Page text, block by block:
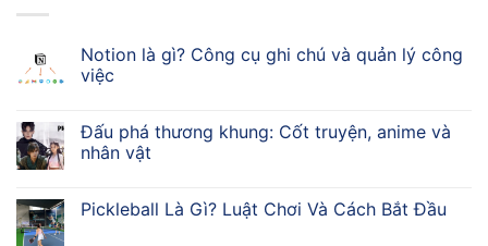
Notion là gì? Công cụ ghi chú và quản lý công
việc
Đấu phá thương khung: Cốt truyện, anime và
nhân vật
Pickleball Là Gì? Luật Chơi Và Cách Bắt Đầu